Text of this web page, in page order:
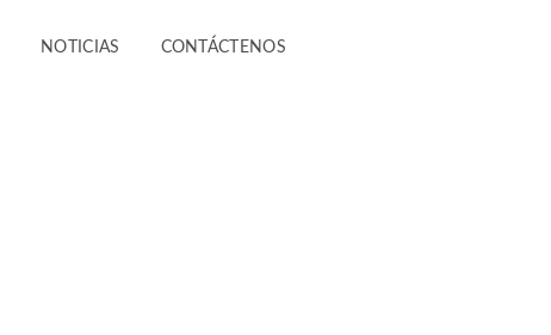
NOTICIAS CONTÁCTENOS